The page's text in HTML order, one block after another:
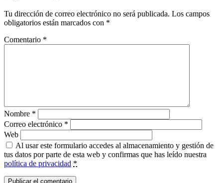
Tu dirección de correo electrónico no será publicada. Los campos
obligatorios están marcados con *
Comentario *
Nombre *
Correo electrónico *
Web
Al usar este formulario accedes al almacenamiento y gestión de
tus datos por parte de esta web y confirmas que has leído nuestra
política de privacidad *